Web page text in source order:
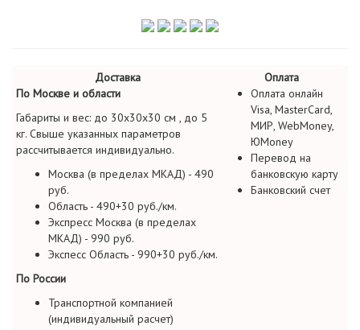
Доставка
Оплата
По Москве и области
Габариты и вес: до 30х30х30 см , до 5
кг. Свыше указанных параметров
рассчитывается индивидуально.
Москва (в пределах МКАД) - 490
руб.
Область - 490+30 руб./км.
Экспресс Москва (в пределах
МКАД) - 990 руб.
Экспесс Область - 990+30 руб./км.
По России
Транспортной компанией
(индивидуальный расчет)
Оплата онлайн
Visa, MasterCard,
МИР, WebMoney,
ЮMoney
Перевод на
банковскую карту
Банковский счет